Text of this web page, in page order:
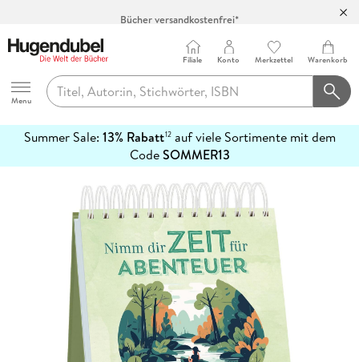
Abholung in über 100 Filialen
Hugendubel
Menu
Filiale Konto Merkzettel Warenkorb
Summer Sale: 13% Rabatt12auf viele Sortimente mit dem
CodeSOMMER13
erfahren